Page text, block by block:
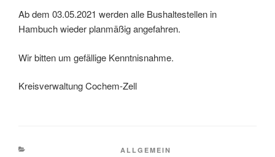
Ab dem 03.05.2021 werden alle Bushaltestellen in
Hambuch wieder planmäßig angefahren.
Wir bitten um gefällige Kenntnisnahme.
Kreisverwaltung Cochem-Zell
KATEGORIEN
ALLGEMEIN